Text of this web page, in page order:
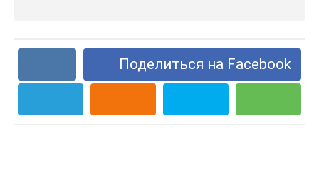
Поделиться на Facebook